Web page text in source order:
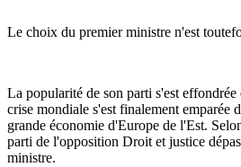
Le choix du premier ministre n'est
La popularité de son parti s'est effondrée
crise mondiale s'est finalement emparée
grande économie d'Europe de l'Est.
parti de l'opposition Droit et justice
ministre.